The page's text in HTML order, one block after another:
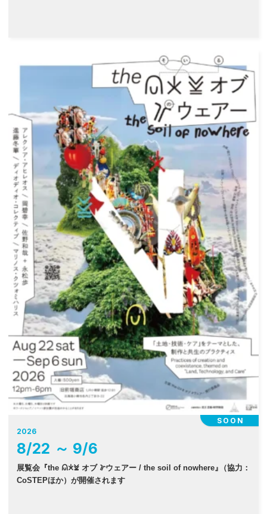
SOON
2026
8/22 ～ 9/6
展覧会『the 𐠫𐠂𐠓 オブ 𐠜ウェアー / the soil of nowhere 』
（協力：
CoSTEPほか）が開催されます